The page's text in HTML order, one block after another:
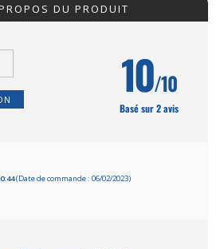
DU PRODUIT
10/10
Basé sur 2 avis
(Date de commande : 06/02/2023)